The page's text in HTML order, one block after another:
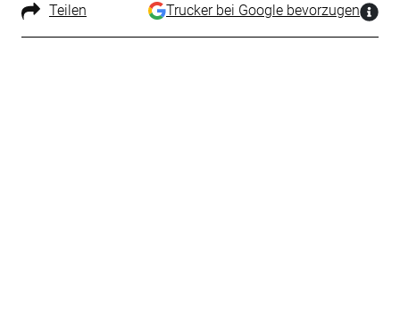
Teilen Trucker bei Google bevorzugen